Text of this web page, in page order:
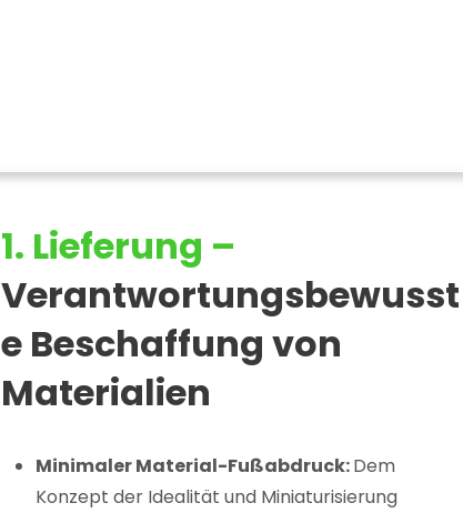
1. Lieferung –
Verantwortungsbewusst
e Beschaffung von
Materialien
Minimaler Material-Fußabdruck:Dem
Konzept der Idealität und Miniaturisierung